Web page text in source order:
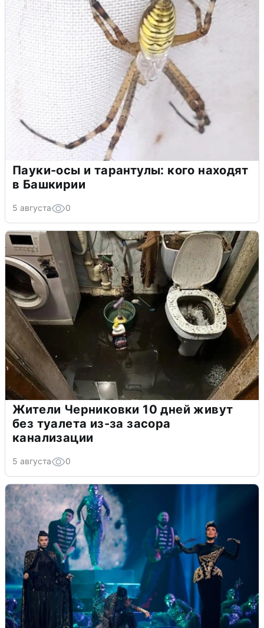
Пауки-осы и тарантулы: кого находят
в Башкирии
5 августа 0
Жители Черниковки 10 дней живут
без туалета из-за засора
канализации
5 августа 0